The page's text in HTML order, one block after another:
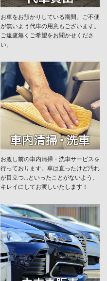
お車をお預かりしている期間、ご不便
が無いよう代車の用意もございます。
ご遠慮無くご希望をお聞かせくださ
い。
お渡し前の車内清掃・洗車サービスを
行っております。車は直ったけど汚れ
が目立つ...といったことがないよう、
キレイにしてお渡しいたします！